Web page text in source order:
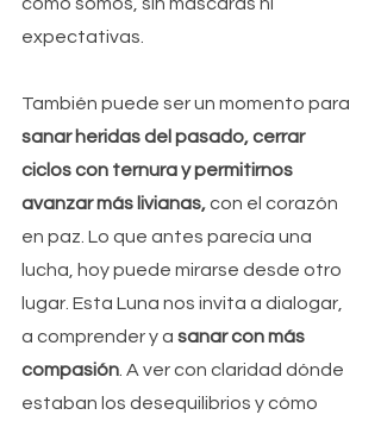
expectativas.
También puede ser un momento para
sanar heridas del pasado, cerrar
ciclos con ternura y permitirnos
avanzar más livianas, con el corazón
en paz. Lo que antes parecía una
lucha, hoy puede mirarse desde otro
lugar. Esta Luna nos invita a dialogar,
a comprender y a sanar con más
compasión . A ver con claridad dónde
estaban los desequilibrios y cómo